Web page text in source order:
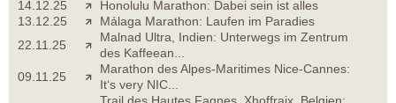
14.12.25
Honolulu Marathon: Dabei sein ist alles
13.12.25
Málaga Marathon: Laufen im Paradies
22.11.25
Malnad Ultra, Indien: Unterwegs im Zentrum
des Kaffeean...
09.11.25
Marathon des Alpes-Maritimes Nice-Cannes:
It‘s very NIC...